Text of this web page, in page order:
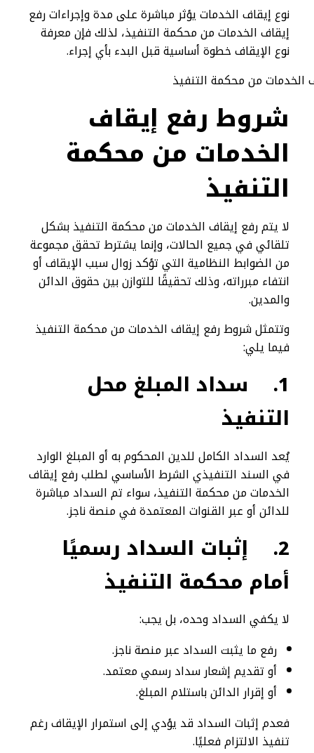
نوع إيقاف الخدمات يؤثر مباشرة على مدة وإجراءات رفع
إيقاف الخدمات من محكمة التنفيذ، لذلك فإن معرفة
نوع الإيقاف خطوة أساسية قبل البدء بأي إجراء.
شروط رفع إيقاف
الخدمات من محكمة
التنفيذ
لا يتم رفع إيقاف الخدمات من محكمة التنفيذ بشكل
تلقائي في جميع الحالات، وإنما يشترط تحقق مجموعة
من الضوابط النظامية التي تؤكد زوال سبب الإيقاف أو
انتفاء مبرراته، وذلك تحقيقًا للتوازن بين حقوق الدائن
والمدين.
وتتمثل شروط رفع إيقاف الخدمات من محكمة التنفيذ
فيما يلي:
1.
سداد المبلغ محل
التنفيذ
يُعد السداد الكامل للدين المحكوم به أو المبلغ الوارد
في السند التنفيذي الشرط الأساسي لطلب رفع إيقاف
الخدمات من محكمة التنفيذ، سواء تم السداد مباشرة
للدائن أو عبر القنوات المعتمدة في منصة ناجز.
2.
إثبات السداد رسميًا
أمام محكمة التنفيذ
لا يكفي السداد وحده، بل يجب:
رفع ما يثبت السداد عبر منصة ناجز.
أو تقديم إشعار سداد رسمي معتمد.
أو إقرار الدائن باستلام المبلغ.
فعدم إثبات السداد قد يؤدي إلى استمرار الإيقاف رغم
تنفيذ الالتزام فعليًا.